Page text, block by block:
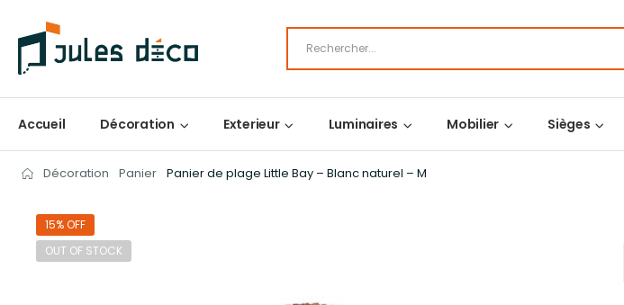
Accueil Décoration Exterieur Luminaires Mobilier Sièges
Décoration Panier Panier de plage Little Bay – Blanc naturel – M
15% OFF
OUT OF STOCK